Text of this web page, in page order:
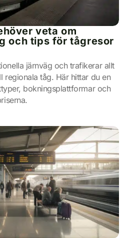
veta om
och tips för tågresor
järnväg och trafikerar allt
regionala tåg. Här hittar du en
bokningsplattformar och